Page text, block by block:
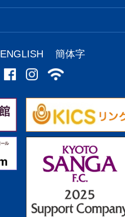
ENGLISH 簡体字